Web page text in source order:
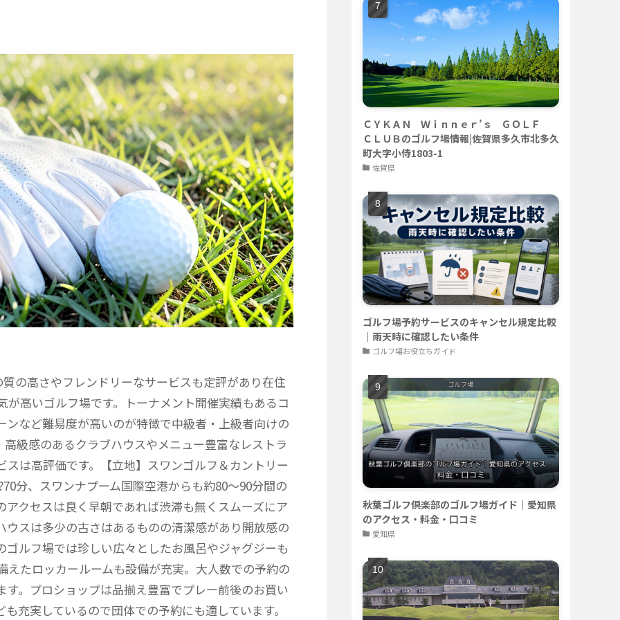
の高さやフレンドリーなサービスも定評があり在住
高いゴルフ場です。トーナメント開催実績もあるコ
など難易度が高いのが特徴で中級者・上級者向けの
級感のあるクラブハウスやメニュー豊富なレストラ
は高評価です。【立地】スワンゴルフ＆カントリー
分、スワンナプーム国際空港からも約80～90分間の
クセスは良く早朝であれば渋滞も無くスムーズにア
スは多少の古さはあるものの清潔感があり開放感の
ルフ場では珍しい広々としたお風呂やジャグジーも
たロッカールームも設備が充実。大人数での予約の
。プロショップは品揃え豊富でプレー前後のお買い
充実しているので団体での予約にも適しています。
ＣＹＫＡＮ Ｗｉｎｎｅｒ’ｓ ＧＯＬＦ
ＣＬＵＢのゴルフ場情報|佐賀県多久市北多久
町大字小侍1803-1
佐賀県
ゴルフ場予約サービスのキャンセル規定比較
｜雨天時に確認したい条件
ゴルフ場お役立ちガイド
秋葉ゴルフ倶楽部のゴルフ場ガイド｜愛知県
のアクセス・料金・口コミ
愛知県